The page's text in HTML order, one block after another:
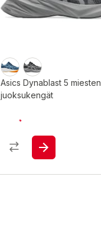
Asics Dynablast 5 miesten
juoksukengät